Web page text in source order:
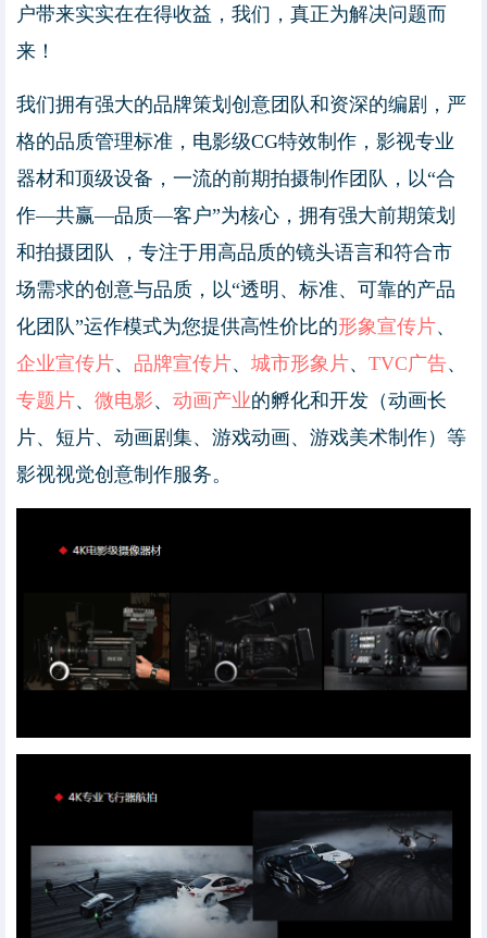
户带来实实在在得收益，我们，真正为解决问题而
来！
我们拥有强大的品牌策划创意团队和资深的编剧，严
格的品质管理标准，电影级CG特效制作，影视专业
器材和顶级设备，一流的前期拍摄制作团队，以“合
作—共赢—品质—客户”为核心，拥有强大前期策划
和拍摄团队 ，专注于用高品质的镜头语言和符合市
场需求的创意与品质，以“透明、标准、可靠的产品
化团队”运作模式为您提供高性价比的形象宣传片、
企业宣传片、 品牌宣传片、 城市形象片、 TVC广告、
专题片、 微电影、 动画产业的孵化和开发（动画长
片、短片、动画剧集、游戏动画、游戏美术制作）等
影视视觉创意制作服务。